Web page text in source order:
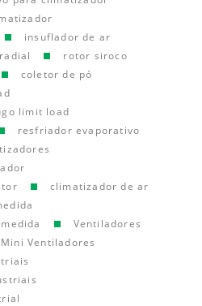
insuflador de ar
rotor siroco
coletor de pó
limit load
resfriador evaporativo
climatizador de ar
Ventiladores
Mini Ventiladores